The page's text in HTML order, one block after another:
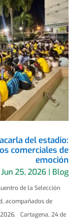
del estadio:
comerciales de
emoción
Jun 25, 2026 | Blog
de la Selección
acompañados de
Cartagena, 24 de